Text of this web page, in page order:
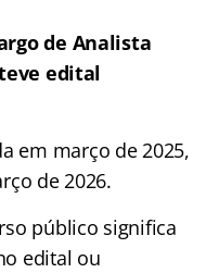
de Analista
edital
em março de 2025,
de 2026.
público significa
edital ou